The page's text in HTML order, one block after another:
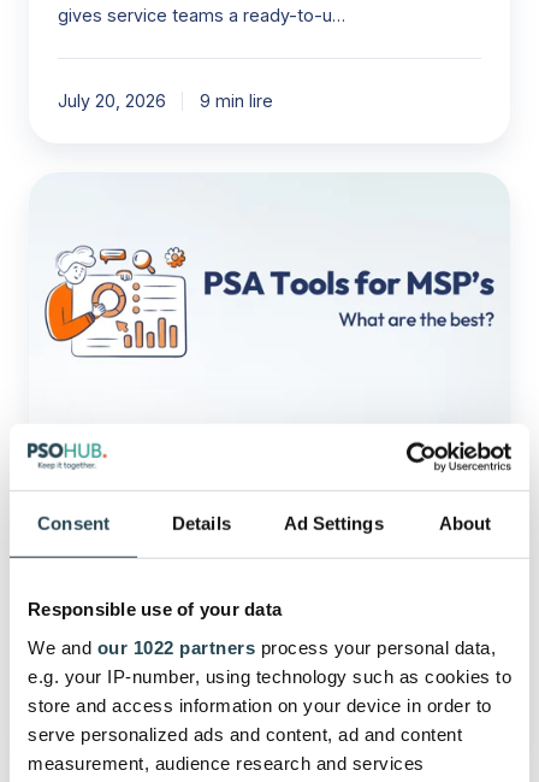
Consent Details Ad Settings About
Responsible use of your data
We and our 1022 partners process your personal data,
e.g. your IP-number, using technology such as cookies to
store and access information on your device in order to
serve personalized ads and content, ad and content
measurement, audience research and services
gives service teams a ready-to-u…
July 20, 2026 9 min lire
MSP’s:
What
are
Project Management
PSA Tools for MSP’s: What are the
best?
Updated on July 16, 2026
July 16, 2026 15 min lire